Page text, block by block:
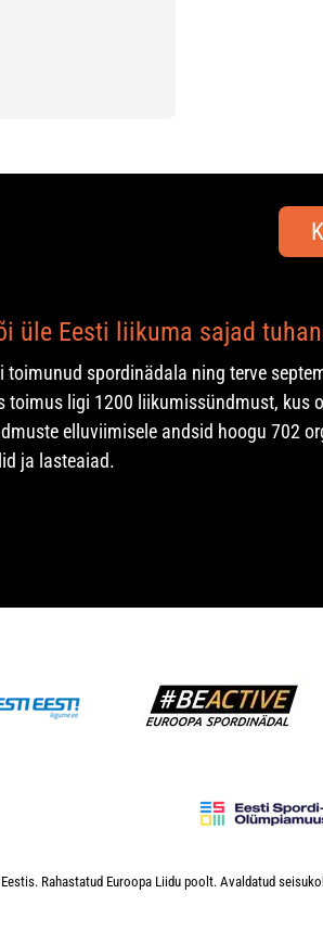
üle Eesti liikuma sajad
toimunud spordinädala ning terve
toimus ligi 1200 liikumissündmust, kus
elluviimisele andsid hoogu 702
ja lasteaiad.
Rahastatud Euroopa Liidu poolt. Avaldatud